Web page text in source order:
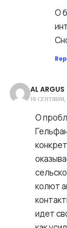
О
AL ARGUS
19 СЕНТЯБРЯ,
О
колют
идет